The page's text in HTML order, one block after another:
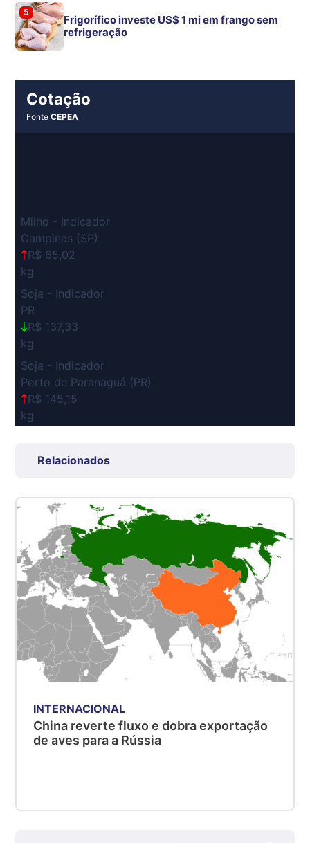
5
Frigorífico investe US$ 1 mi em frango sem
refrigeração
Cotação
FonteCEPEA
Milho - Indicador
Campinas (SP)
R$ 65,02
kg
Soja - Indicador
PR
R$ 137,33
kg
Soja - Indicador
Porto de Paranaguá (PR)
R$ 145,15
kg
Grande São Paulo (SP)
Suíno - Estadual
R$ 5,06
kg
Suíno - Estadual
MG
R$ 5,04
kg
Suíno - Estadual
R$ 4,51
kg
Suíno - Estadual
SC
RS
Relacionados
INTERNACIONAL
China reverte fluxo e dobra exportação
de aves para a Rússia